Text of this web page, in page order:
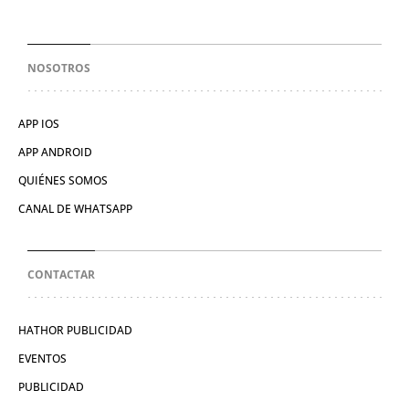
NOSOTROS
APP IOS
APP ANDROID
QUIÉNES SOMOS
CANAL DE WHATSAPP
CONTACTAR
HATHOR PUBLICIDAD
EVENTOS
PUBLICIDAD